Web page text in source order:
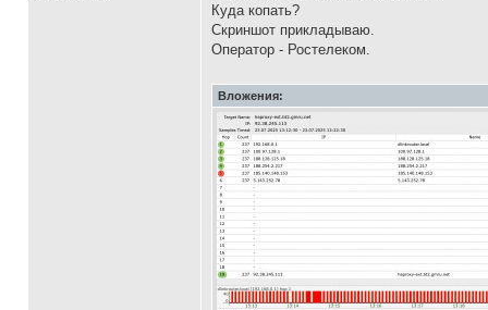
Куда копать?
Скриншот прикладываю.
Оператор - Ростелеком.
Вложения: